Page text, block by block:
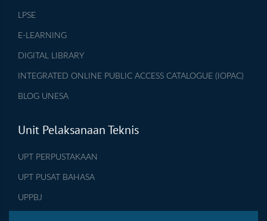
LPSE
E-LEARNING
DIGITAL LIBRARY
INTEGRATED ONLINE PUBLIC ACCESS CATALOGUE (IOPAC)
BLOG UNESA
Unit Pelaksanaan Teknis
UPT PERPUSTAKAAN
UPT PUSAT BAHASA
UPPBJ